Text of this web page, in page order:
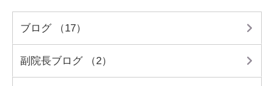
ブログ （17）
副院長ブログ （2）